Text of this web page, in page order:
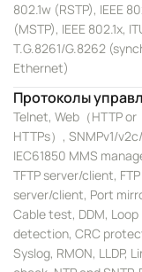
802.1w (RSTP), IEEE
(MSTP), IEEE 802.1x,
T.G.8261/G.8262
Ethernet)
Протоколы
Telnet, Web（HTTP or
HTTPs）, SNMPv1/
IEC61850 MMS
TFTP server/client, FTP
server/client, Port
Cable test, DDM, Loop
detection, CRC
Syslog, RMON, LLDP,